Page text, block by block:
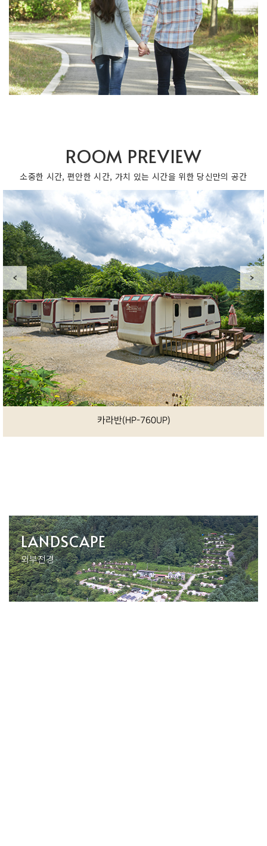
ROOM PREVIEW
소중한 시간, 편안한 시간, 가치 있는 시간을 위한 당신만의 공간
카라반(로얄스위트)
LANDSCAPE
외부전경